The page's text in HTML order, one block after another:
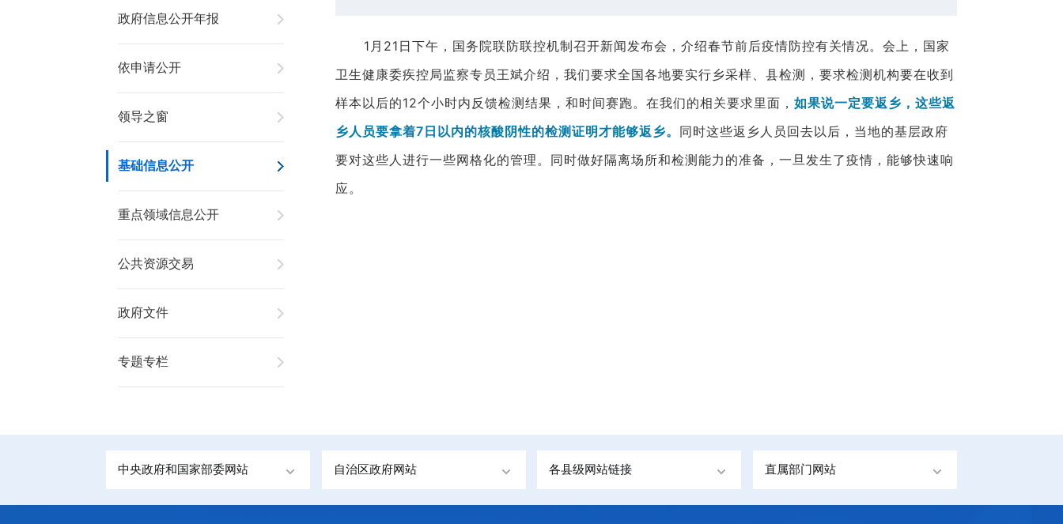
政府信息公开年报
依申请公开
领导之窗
基础信息公开
重点领域信息公开
公共资源交易
政府文件
专题专栏
1月21日下午，国务院联防联控机制召开新闻发布会，介绍春节前后疫情防控有关情况。会上，国家
卫生健康委疾控局监察专员王斌介绍，我们要求全国各地要实行乡采样、县检测，要求检测机构要在收到
样本以后的12个小时内反馈检测结果，和时间赛跑。在我们的相关要求里面，如果说一定要返乡，这些返
乡人员要拿着7日以内的核酸阴性的检测证明才能够返乡。 同时这些返乡人员回去以后，当地的基层政府
要对这些人进行一些网格化的管理。同时做好隔离场所和检测能力的准备，一旦发生了疫情，能够快速响
应。
中央政府和国家部委网站 自治区政府网站 各县级网站链接 直属部门网站